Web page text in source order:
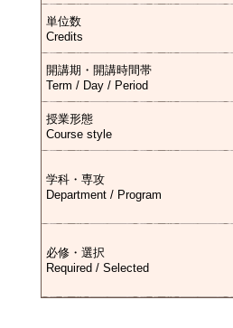
単位数
Credits
開講期・開講時間帯
Term / Day / Period
授業形態
Course style
学科・専攻
Department / Program
必修・選択
Required / Selected